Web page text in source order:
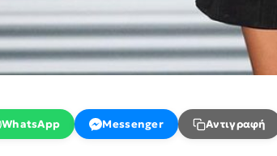
WhatsApp Messenger Αντιγραφή